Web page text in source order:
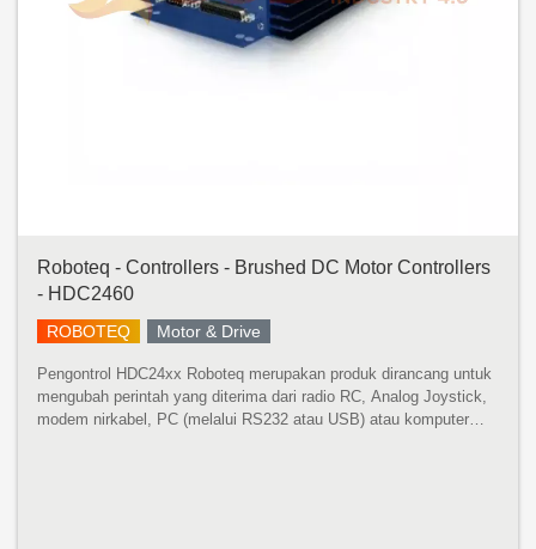
Roboteq - Controllers - Brushed DC Motor Controllers
- HDC2460
ROBOTEQ Motor & Drive
Pengontrol HDC24xx Roboteq merupakan produk dirancang untuk
mengubah perintah yang diterima dari radio RC, Analog Joystick,
modem nirkabel, PC (melalui RS232 atau USB) atau komputer